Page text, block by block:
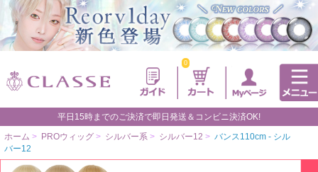
0
平日15時までのご決済で即日発送＆コンビニ決済OK!
ホーム > PROウィッグ > シルバー系 > シルバー12 > バンス110cm - シル
バー12